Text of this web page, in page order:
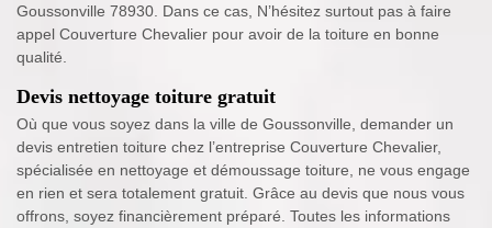
Goussonville 78930. Dans ce cas, N’hésitez surtout pas à faire
appel Couverture Chevalier pour avoir de la toiture en bonne
qualité.
Devis nettoyage toiture gratuit
Où que vous soyez dans la ville de Goussonville, demander un
devis entretien toiture chez l’entreprise Couverture Chevalier,
spécialisée en nettoyage et démoussage toiture, ne vous engage
en rien et sera totalement gratuit. Grâce au devis que nous vous
offrons, soyez financièrement préparé. Toutes les informations